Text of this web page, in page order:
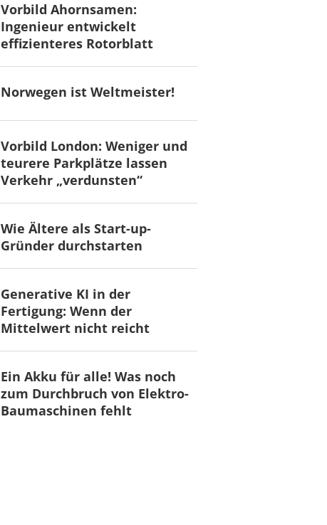
Vorbild Ahornsamen:
Ingenieur entwickelt
effizienteres Rotorblatt
Norwegen ist Weltmeister!
Vorbild London: Weniger und
teurere Parkplätze lassen
Verkehr „verdunsten“
Wie Ältere als Start-up-
Gründer durchstarten
Generative KI in der
Fertigung: Wenn der
Mittelwert nicht reicht
Ein Akku für alle! Was noch
zum Durchbruch von Elektro-
Baumaschinen fehlt